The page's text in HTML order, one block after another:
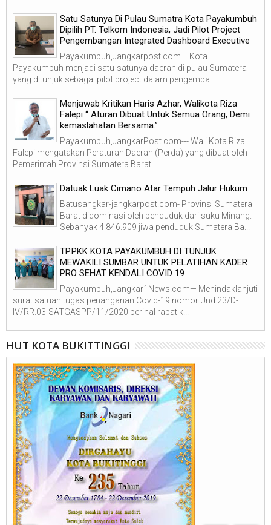
Satu Satunya Di Pulau Sumatra Kota Payakumbuh
Dipilih PT. Telkom Indonesia, Jadi Pilot Project
Pengembangan Integrated Dashboard Executive
Payakumbuh,Jangkarpost.com— Kota
Payakumbuh menjadi satu-satunya daerah di pulau Sumatera
yang ditunjuk sebagai pilot project dalam pengemba...
Menjawab Kritikan Haris Azhar, Walikota Riza
Falepi “ Aturan Dibuat Untuk Semua Orang, Demi
kemaslahatan Bersama.”
Payakumbuh,JangkarPost.com--- Wali Kota Riza
Falepi mengatakan Peraturan Daerah (Perda) yang dibuat oleh
Pemerintah Provinsi Sumatera Barat...
Datuak Luak Cimano Atar Tempuh Jalur Hukum
Batusangkar-jangkarpost.com- Provinsi Sumatera
Barat didominasi oleh penduduk dari suku Minang.
Sebanyak 4.846.909 jiwa penduduk Sumatera Ba...
TP.PKK KOTA PAYAKUMBUH DI TUNJUK
MEWAKILI SUMBAR UNTUK PELATIHAN KADER
PRO SEHAT KENDALI COVID 19
Payakumbuh,Jangkar1News.com— Menindaklanjuti
surat satuan tugas penanganan Covid-19 nomor Und.23/D-
IV/RR.03-SATGASPP/11/2020 perihal rapat k...
HUT KOTA BUKITTINGGI